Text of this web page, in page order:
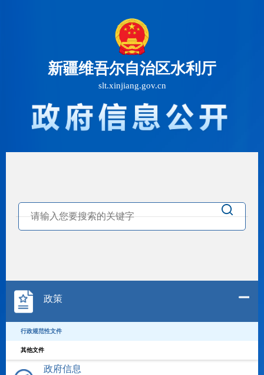
新疆维吾尔自治区水利厅
slt.xinjiang.gov.cn
政策
行政规范性文件
其他文件
政府信息